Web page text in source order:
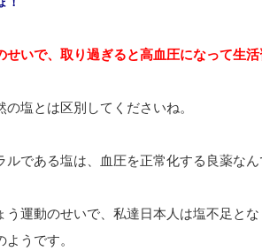
せいで、取り過ぎると高血圧になって生
の塩とは区別してくださいね。
ルである塩は、血圧を正常化する良薬なん
う運動のせいで、私達日本人は塩不足と
ようです。